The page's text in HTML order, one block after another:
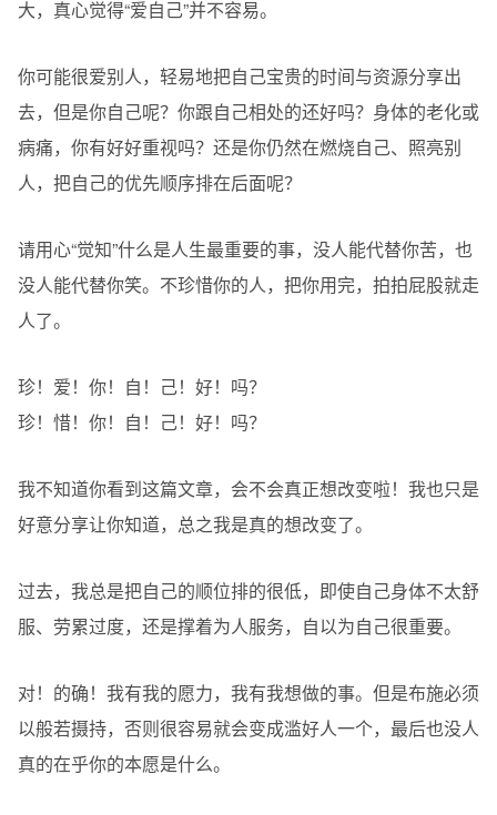
大，真心觉得“爱自己”并不容易。
你可能很爱别人，轻易地把自己宝贵的时间与资源分享出
去，但是你自己呢？你跟自己相处的还好吗？身体的老化或
病痛，你有好好重视吗？还是你仍然在燃烧自己、照亮别
人，把自己的优先顺序排在后面呢？
请用心“觉知”什么是人生最重要的事，没人能代替你苦，也
没人能代替你笑。不珍惜你的人，把你用完，拍拍屁股就走
人了。
珍！爱！你！自！己！好！吗？
珍！惜！你！自！己！好！吗？
我不知道你看到这篇文章，会不会真正想改变啦！我也只是
好意分享让你知道，总之我是真的想改变了。
过去，我总是把自己的顺位排的很低，即使自己身体不太舒
服、劳累过度，还是撑着为人服务，自以为自己很重要。
对！的确！我有我的愿力，我有我想做的事。但是布施必须
以般若摄持，否则很容易就会变成滥好人一个，最后也没人
真的在乎你的本愿是什么。